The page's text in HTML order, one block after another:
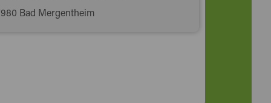
Bad Mergentheim